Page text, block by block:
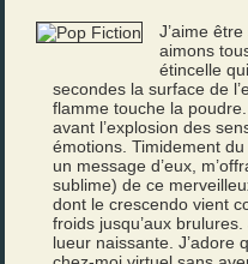
J’aime
aimons
étincelle
secondes la surface de
flamme touche la poudre.
avant l’explosion des
émotions. Timidement du
un message d’eux,
sublime) de ce
dont le crescendo vient
froids jusqu’aux
lueur naissante. J’adore